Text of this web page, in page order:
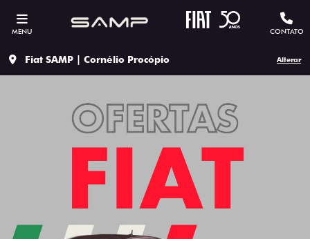
MENU CONTATO
Fiat SAMP | Cornélio Procópio Alterar